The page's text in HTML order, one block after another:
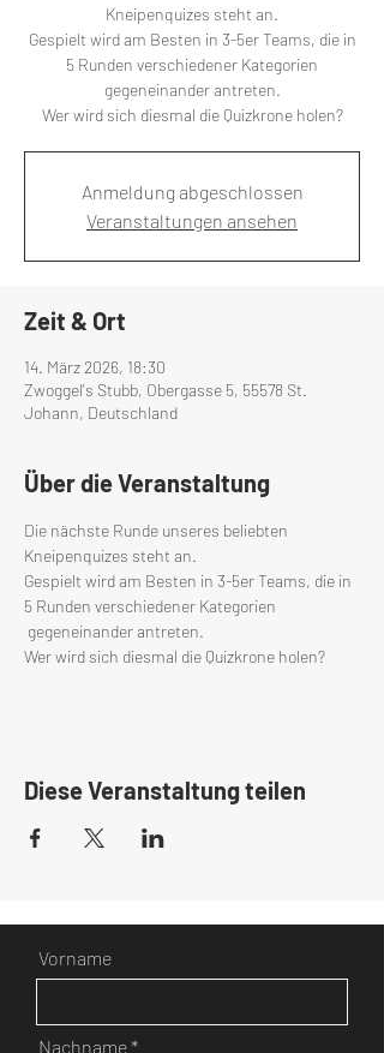
Kneipenquizes steht an.
Gespielt wird am Besten in 3-5er Teams, die in
5 Runden verschiedener Kategorien
gegeneinander antreten.
Wer wird sich diesmal die Quizkrone holen?
Anmeldung abgeschlossen
Veranstaltungen ansehen
Zeit & Ort
14. März 2026, 18:30
Zwoggel's Stubb, Obergasse 5, 55578 St.
Johann, Deutschland
Über die Veranstaltung
Die nächste Runde unseres beliebten
Kneipenquizes steht an.
Gespielt wird am Besten in 3-5er Teams, die in
5 Runden verschiedener Kategorien
gegeneinander antreten.
Wer wird sich diesmal die Quizkrone holen?
Diese Veranstaltung teilen
Vorname
Nachname